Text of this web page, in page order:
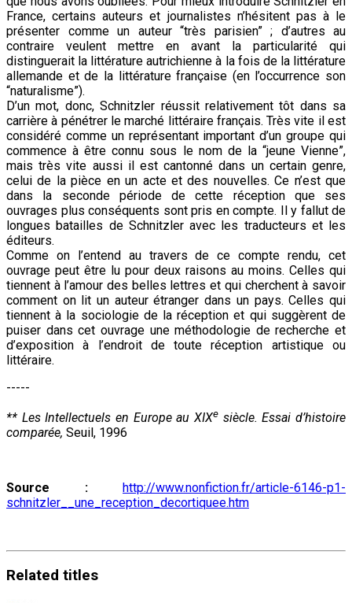
France, certains auteurs et journalistes n’hésitent pas à le
présenter comme un auteur “très parisien” ; d’autres au
contraire veulent mettre en avant la particularité qui
distinguerait la littérature autrichienne à la fois de la littérature
allemande et de la littérature française (en l’occurrence son
“naturalisme”).
D’un mot, donc, Schnitzler réussit relativement tôt dans sa
carrière à pénétrer le marché littéraire français. Très vite il est
considéré comme un représentant important d’un groupe qui
commence à être connu sous le nom de la “jeune Vienne”,
mais très vite aussi il est cantonné dans un certain genre,
celui de la pièce en un acte et des nouvelles. Ce n’est que
dans la seconde période de cette réception que ses
ouvrages plus conséquents sont pris en compte. Il y fallut de
longues batailles de Schnitzler avec les traducteurs et les
éditeurs.
Comme on l’entend au travers de ce compte rendu, cet
ouvrage peut être lu pour deux raisons au moins. Celles qui
tiennent à l’amour des belles lettres et qui cherchent à savoir
comment on lit un auteur étranger dans un pays. Celles qui
tiennent à la sociologie de la réception et qui suggèrent de
puiser dans cet ouvrage une méthodologie de recherche et
d’exposition à l’endroit de toute réception artistique ou
littéraire.
-----
** Les Intellectuels en Europe au XIXe siècle. Essai d’histoire
comparée, Seuil, 1996
Source :
http://www.nonfiction.fr/article-6146-p1-
schnitzler__une_reception_decortiquee.htm
Related titles